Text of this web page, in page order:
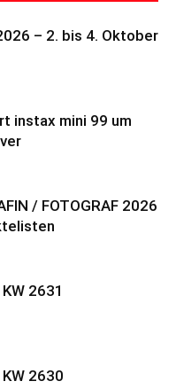
– 2. bis 4. Oktober
instax mini 99 um
/ FOTOGRAF 2026
2631
2630